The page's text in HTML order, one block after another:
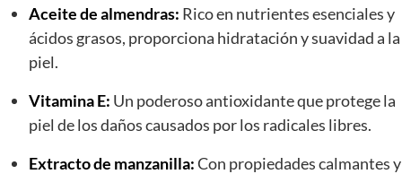
Aceite de almendras: Rico en nutrientes esenciales y
ácidos grasos, proporciona hidratación y suavidad a la
piel.
Vitamina E: Un poderoso antioxidante que protege la
piel de los daños causados por los radicales libres.
Extracto de manzanilla:Con propiedades calmantes y